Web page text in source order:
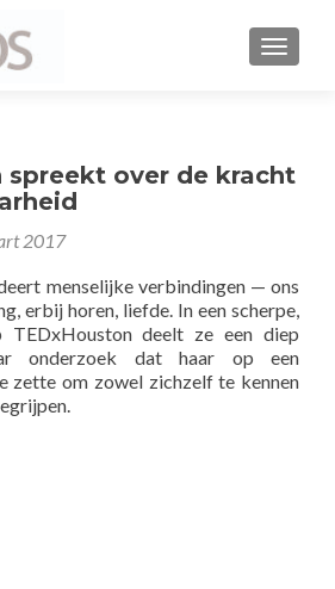
spreekt over de kracht
2017
menselijke verbindingen — ons
erbij horen, liefde. In een scherpe,
TEDxHouston deelt ze een diep
onderzoek dat haar op een
zette om zowel zichzelf te kennen